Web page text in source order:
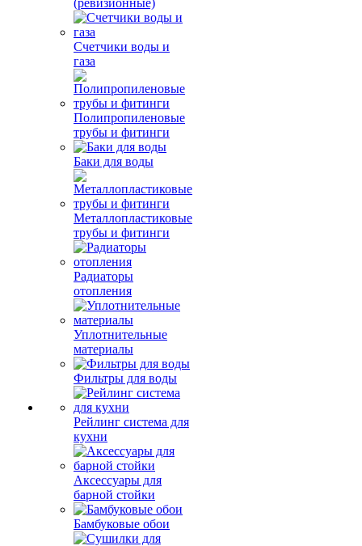
(ревизионные)
Счетчики воды и
газа
Полипропиленовые
трубы и фитинги
Баки для воды
Металлопластиковые
трубы и фитинги
Радиаторы
отопления
Уплотнительные
материалы
Фильтры для воды
Рейлинг система для
кухни
Аксессуары для
барной стойки
Бамбуковые обои